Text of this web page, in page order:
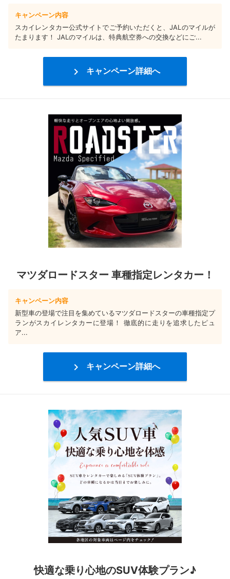
キャンペーン内容
スカイレンタカー公式サイトでご予約いただくと、JALのマイルが
たまります！ JALのマイルは、特典航空券への交換などにご...
 キャンペーン詳細へ
マツダロードスター 車種指定レンタカー！
キャンペーン内容
新型車の登場で注目を集めているマツダロードスターの車種指定プ
ランがスカイレンタカーに登場！ 徹底的に走りを追求したピュ
ア...
 キャンペーン詳細へ
快適な乗り心地のSUV体験プラン♪